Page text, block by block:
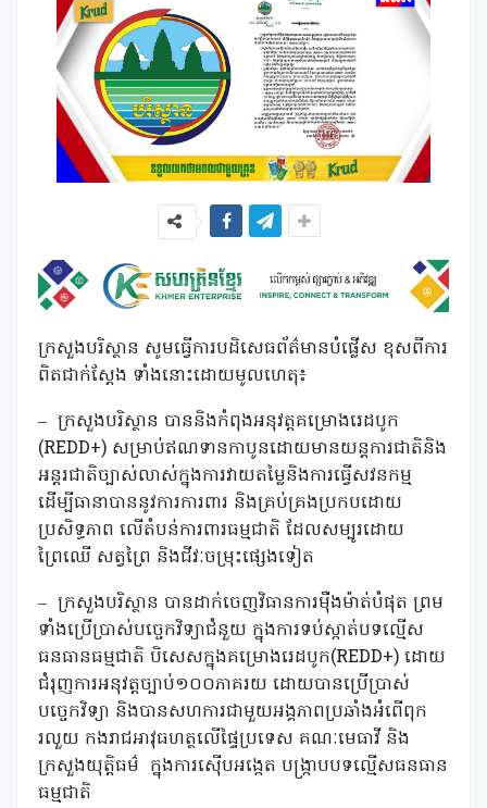
ក្រសួងបរិស្ថាន សូមធ្វើការបដិសេធព័ត៌មានបំផ្លើស ខុសពីការ
ពិតជាក់ស្តែង ទាំងនោះដោយមូលហេតុ៖
– ក្រសួងបរិស្ថាន បាននិងកំពុងអនុវត្តគម្រោងរេដបូក
(REDD+) សម្រាប់ឥណទានកាបូនដោយមានយន្តការជាតិនិង
អន្តរជាតិច្បាស់លាស់ក្នុងការវាយតម្លៃនិងការធ្វើសវនកម្ម
ដើម្បីធានាបាននូវការការពារ និងគ្រប់គ្រងប្រកបដោយ
ប្រសិទ្ធភាព លើតំបន់ការពារធម្មជាតិ ដែលសម្បូរដោយ
ព្រៃឈើ សត្វព្រៃ និងជីវៈចម្រុះផ្សេងទៀត
– ក្រសួងបរិស្ថាន បានដាក់ចេញវិធានការម៉ឺងម៉ាត់បំផុត ព្រម
ទាំងប្រើប្រាស់បច្ចេកវិទ្យាជំនួយ ក្នុងការទប់ស្កាត់បទល្មើស
ធនធានធម្មជាតិ បិសេសក្នុងគម្រោងរេដបូក(REDD+) ដោយ
ជំរុញការអនុវត្តច្បាប់១០០ភាគរយ ដោយបានប្រើប្រាស់
បច្ចេកវិទ្យា និងបានសហការជាមួយអង្គភាពប្រឆាំងអំពើពុក
រលួយ កងរាជអាវុធហត្ថលើផ្ទៃប្រទេស គណៈមេធាវី និង
ក្រសួងយុត្តិធម៌ ក្នុងការស៊ើបអង្កេត បង្រ្កាបបទល្មើសធនធាន
ធម្មជាតិ